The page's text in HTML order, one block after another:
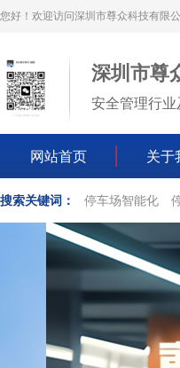
您好！欢迎访问深圳市尊众科技有限公
深圳市尊
安全管理行
网站首页 关于
搜索关键词： 停车场智能化